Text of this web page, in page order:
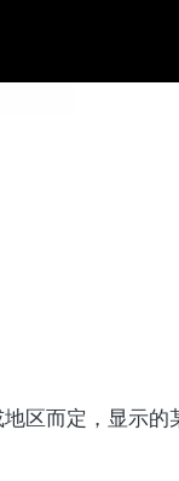
区而定，显示的